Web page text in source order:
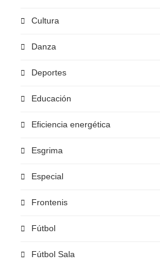
Cultura
Danza
Deportes
Educación
Eficiencia energética
Esgrima
Especial
Frontenis
Fútbol
Fútbol Sala